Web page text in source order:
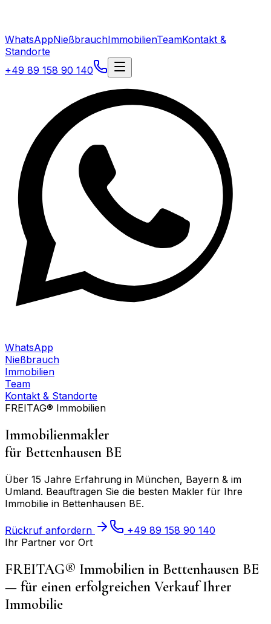
WhatsAppNießbrauchImmobilienTeamKontakt &
Standorte
+49 89 158 90 140
WhatsApp
Nießbrauch
Immobilien
Team
Kontakt & Standorte
FREITAG® Immobilien
Immobilienmakler
für Bettenhausen BE
Über 15 Jahre Erfahrung in München, Bayern & im
Umland. Beauftragen Sie die besten Makler für Ihre
Immobilie in Bettenhausen BE.
Rückruf anfordern
+49 89 158 90 140
Ihr Partner vor Ort
FREITAG® Immobilien in Bettenhausen BE
— für einen erfolgreichen Verkauf Ihrer
Immobilie